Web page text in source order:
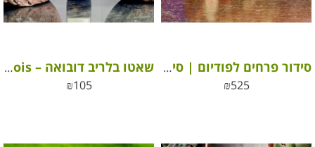
סידור פרחים לפודיום | סידור פרחים לדוכן נואמים
₪525
שאטו בלריב דובואה – Chateau Bellerives Dubois (כשר)
₪105